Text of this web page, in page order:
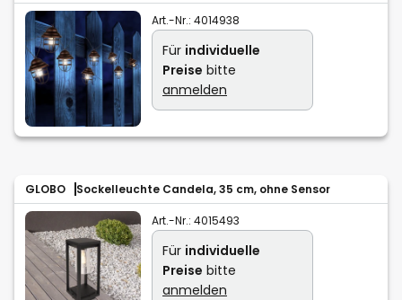
Art.-Nr.: 4014938
Für individuelle
Preise bitte
anmelden
GLOBO Sockelleuchte Candela, 35 cm, ohne Sensor
Art.-Nr.: 4015493
Für individuelle
Preise bitte
anmelden